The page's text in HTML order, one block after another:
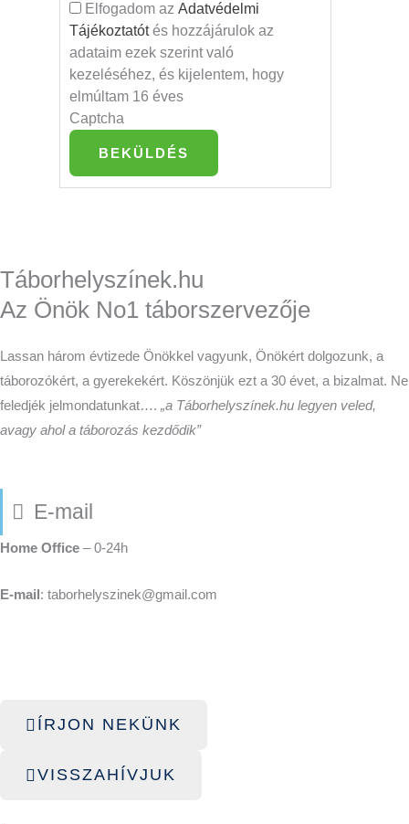
Elfogadom az Adatvédelmi
Tájékoztatótés hozzájárulok az
adataim ezek szerint való
kezeléséhez, és kijelentem, hogy
elmúltam 16 éves
Captcha
BEKÜLDÉS
Táborhelyszínek.hu
Az Önök No1 táborszervezője
Lassan három évtizede Önökkel vagyunk, Önökért dolgozunk, a
táborozókért, a gyerekekért. Köszönjük ezt a 30 évet, a bizalmat. Ne
feledjék jelmondatunkat…. „a Táborhelyszínek.hu legyen veled,
avagy ahol a táborozás kezdődik”
E-mail
Home Office – 0-24h
E-mail: taborhelyszinek@gmail.com
ÍRJON NEKÜNK
VISSZAHÍVJUK